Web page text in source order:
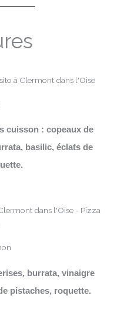
cuisson : copeaux de
basilic, éclats de
burrata, vinaigre
pistaches, roquette.